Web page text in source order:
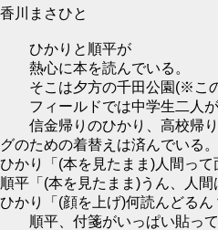
香川まさひと
ひかりと順平が
熱心に本を読んでいる。
そこは夕方の千田公園(※この
フィールドでは中学生二人が
信金帰りのひかり、高校帰り
グのための着替えは済んでいる。
ひかり「(本を見たまま)人間って
順平「(本を見たまま)うん、人間
ひかり「(顔を上げ)何読んどるん
順平、付箋がいっぱい貼って